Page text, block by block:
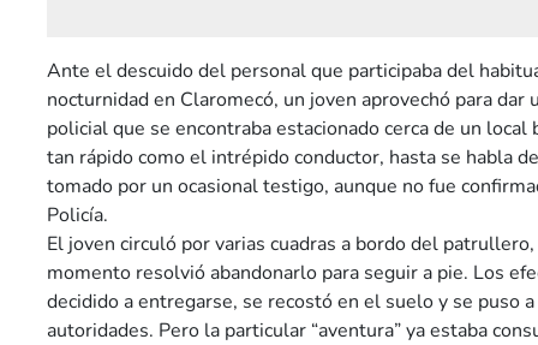
Ante el descuido del personal que participaba del
nocturnidad en Claromecó, un joven aprovechó para dar
policial que se encontraba estacionado cerca de un
tan rápido como el intrépido conductor, hasta se habla
tomado por un ocasional testigo, aunque no fue
Policía.
El joven circuló por varias cuadras a bordo del
momento resolvió abandonarlo para seguir a pie. Los
decidido a entregarse, se recostó en el suelo y se puso
autoridades. Pero la particular “aventura” ya estaba